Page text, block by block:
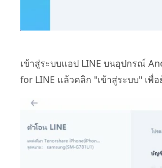
เข้าสู่ระบบแอป LINE บนอุปกรณ์
for LINE แล้วคลิก "เข้าสู่ระบบ" เ